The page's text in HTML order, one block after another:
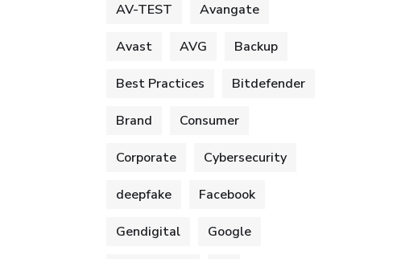
AV-TEST Avangate
Avast AVG Backup
Best Practices Bitdefender
Brand Consumer
Corporate Cybersecurity
deepfake Facebook
Gendigital Google